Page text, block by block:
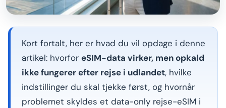
Kort fortalt, her er hvad du vil opdage i denne
artikel: hvorfor eSIM-data virker, men opkald
ikke fungerer efter rejse i udlandet, hvilke
indstillinger du skal tjekke først, og hvornår
problemet skyldes et data-only rejse-eSIM i